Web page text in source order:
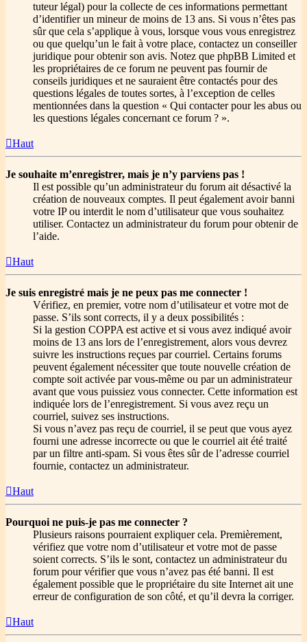
tuteur légal) pour la collecte de ces informations permettant
d’identifier un mineur de moins de 13 ans. Si vous n’êtes pas
sûr que cela s’applique à vous, lorsque vous vous enregistrez
ou que quelqu’un le fait à votre place, contactez un conseiller
juridique pour obtenir son avis. Notez que phpBB Limited et
les propriétaires de ce forum ne peuvent pas fournir de
conseils juridiques et ne sauraient être contactés pour des
questions légales de toutes sortes, à l’exception de celles
mentionnées dans la question « Qui contacter pour les abus ou
les questions légales concernant ce forum ? ».
Haut
Je souhaite m’enregistrer, mais je n’y parviens pas !
Il est possible qu’un administrateur du forum ait désactivé la
création de nouveaux comptes. Il peut également avoir banni
votre IP ou interdit le nom d’utilisateur que vous souhaitez
utiliser. Contactez un administrateur du forum pour obtenir de
l’aide.
Haut
Je suis enregistré mais je ne peux pas me connecter !
Vérifiez, en premier, votre nom d’utilisateur et votre mot de
passe. S’ils sont corrects, il y a deux possibilités :
Si la gestion COPPA est active et si vous avez indiqué avoir
moins de 13 ans lors de l’enregistrement, alors vous devrez
suivre les instructions reçues par courriel. Certains forums
peuvent également nécessiter que toute nouvelle création de
compte soit activée par vous-même ou par un administrateur
avant que vous puissiez vous connecter. Cette information est
indiquée lors de l’enregistrement. Si vous avez reçu un
courriel, suivez ses instructions.
Si vous n’avez pas reçu de courriel, il se peut que vous ayez
fourni une adresse incorrecte ou que le courriel ait été traité
par un filtre anti-spam. Si vous êtes sûr de l’adresse courriel
fournie, contactez un administrateur.
Haut
Pourquoi ne puis-je pas me connecter ?
Plusieurs raisons pourraient expliquer cela. Premièrement,
vérifiez que votre nom d’utilisateur et votre mot de passe
soient corrects. S’ils le sont, contactez un administrateur du
forum pour vérifier que vous n’avez pas été banni. Il est
également possible que le propriétaire du site Internet ait une
erreur de configuration de son côté, et qu’il devra la corriger.
Haut